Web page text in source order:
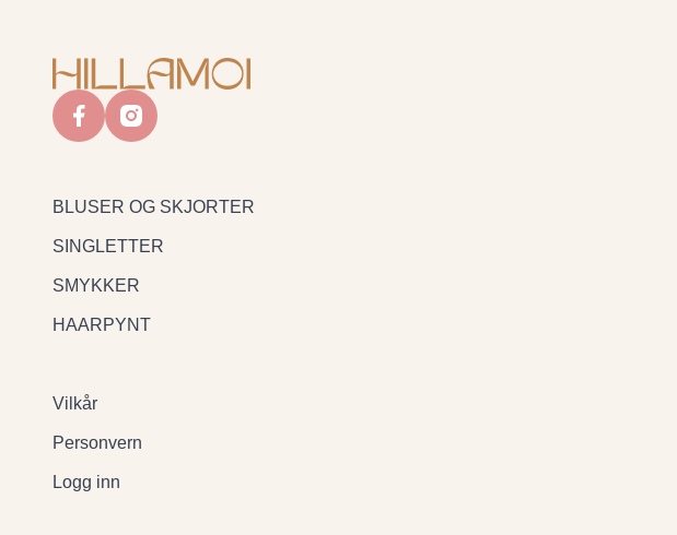
facebookinstagram
BLUSER OG SKJORTER
SINGLETTER
SMYKKER
HAARPYNT
Vilkår
Personvern
Logg inn